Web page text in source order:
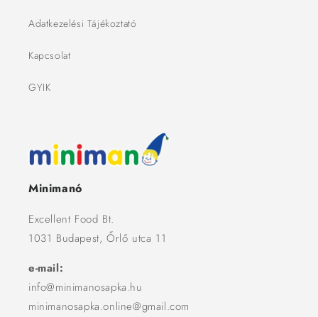
Adatkezelési Tájékoztató
Kapcsolat
GYIK
Minimanó
Excellent Food Bt.
1031 Budapest, Őrlő utca 11
e-mail:
info@minimanosapka.hu
minimanosapka.online@gmail.com